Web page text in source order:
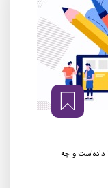
داده‌است و چه